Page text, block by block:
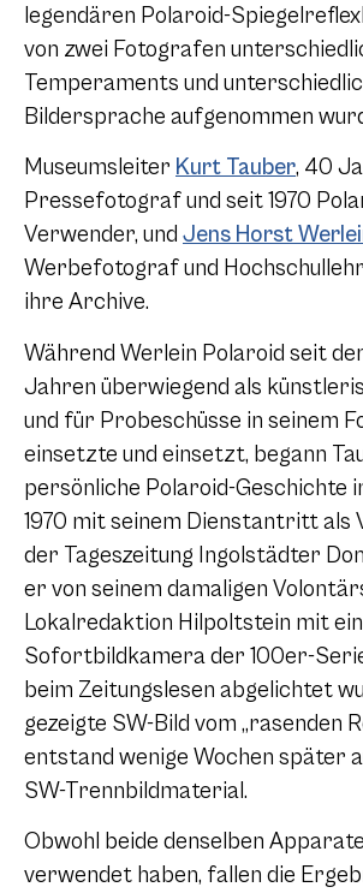
legendären Polaroid-
von zwei Fotografen
Temperaments und
Bildersprache aufgenommen
Museumsleiter Kurt Tauber, 40
Pressefotograf und seit 1970
Verwender, und Jens Horst
Werbefotograf und
ihre Archive.
Während Werlein Polaroid seit
Jahren überwiegend als
und für Probeschüsse in seinem
einsetzte und einsetzt, begann
persönliche Polaroid-Geschichte
1970 mit seinem Dienstantritt als
der Tageszeitung Ingolstädter
er von seinem damaligen
Lokalredaktion Hilpoltstein mit
Sofortbildkamera der 100er-
beim Zeitungslesen abgelichtet
gezeigte SW-Bild vom „rasenden
entstand wenige Wochen später
SW-Trennbildmaterial.
Obwohl beide denselben
verwendet haben, fallen die